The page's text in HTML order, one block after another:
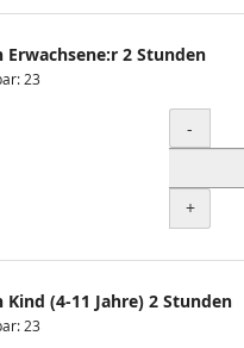
Erwachsene:r 2 Stunden
23
Menge
-
+
(4-11 Jahre) 2 Stunden
23